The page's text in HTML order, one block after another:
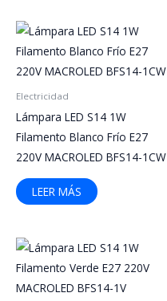
Electricidad
Lámpara LED S14 1W
Filamento Blanco Frío E27
220V MACROLED BFS14-1CW
LEER MÁS